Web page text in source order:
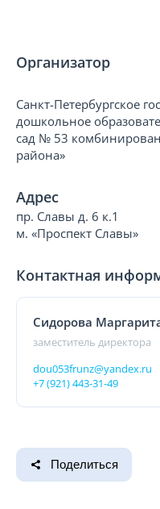
Организатор
Санкт-Петербургское
дошкольное
сад № 53
района»
Адрес
пр. Славы д. 6 к.1
м. «Проспект Славы»
Контактная
Сидорова
заместитель директора
dou053frunz@yandex.ru
+7 (921) 443-31-49
Поделиться